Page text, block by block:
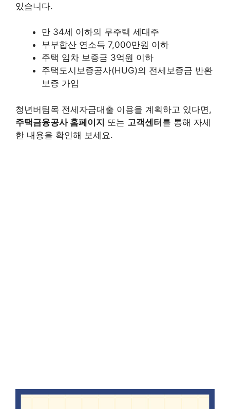
있습니다.
만 34세 이하의 무주택 세대주
부부합산 연소득 7,000만원 이하
주택 임차 보증금 3억원 이하
주택도시보증공사(HUG)의 전세보증금 반환
보증 가입
청년버팀목 전세자금대출 이용을 계획하고 있다면,
주택금융공사 홈페이지 또는 고객센터를 통해 자세
한 내용을 확인해 보세요.